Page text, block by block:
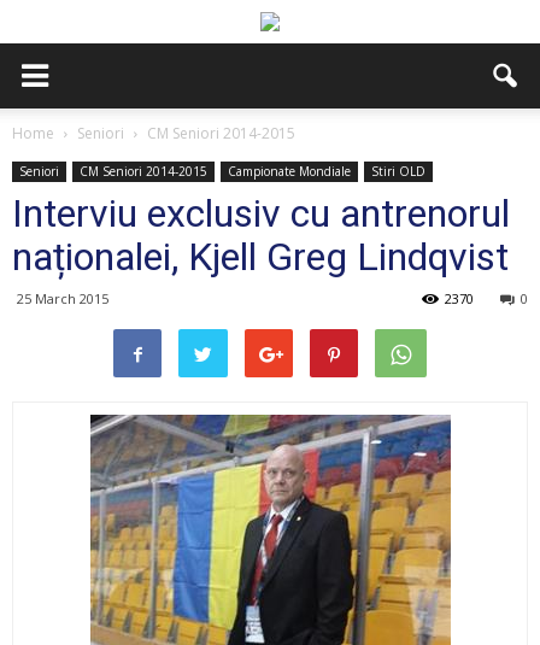
Home Seniori CM Seniori 2014-2015
Seniori CM Seniori 2014-2015 Campionate Mondiale Stiri OLD
Interviu exclusiv cu antrenorul
naționalei, Kjell Greg Lindqvist
25 March 2015 0
2370